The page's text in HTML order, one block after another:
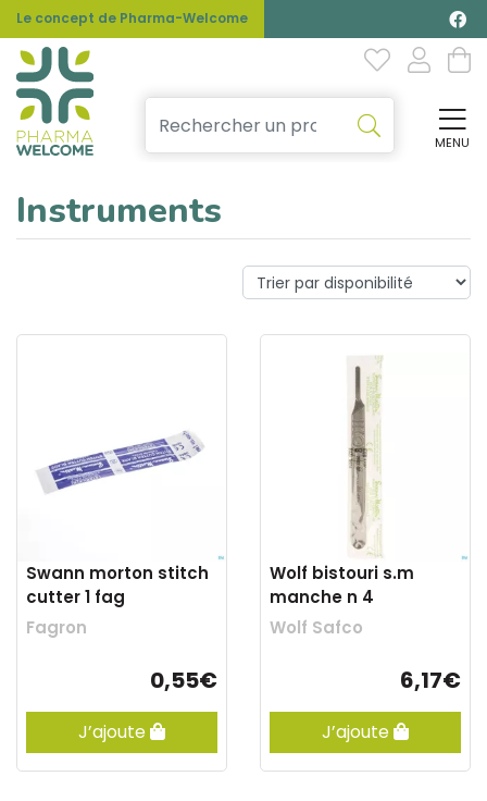
Le concept de Pharma-Welcome
MENU
Instruments
Swann morton stitch
cutter 1 fag
Fagron
0,55€
J’ajoute
Wolf bistouri s.m
manche n 4
Wolf Safco
6,17€
J’ajoute